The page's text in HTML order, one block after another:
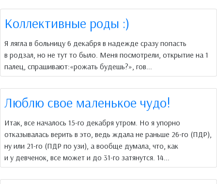
Коллективные роды :)
Я лягла в больницу 6 декабря в надежде сразу попасть
в родзал, но не тут то было. Меня посмотрели, открытие на 1
палец, спрашивают:«рожать будешь?», гов...
Люблю свое маленькое чудо!
Итак, все началось 15-го декабря утром. Но я упорно
отказывалась верить в это, ведь ждала не раньше 26-го (ПДР),
ну или 21-го (ПДР по узи), а вообще думала, что, как
и у девченок, все может и до 31-го затянутся. 14...